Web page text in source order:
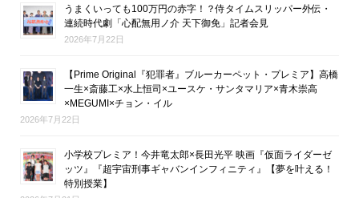
うまくいっても100万円の赤字！？侍タイムスリッパー外伝・
連続時代劇「心配無用ノ介 天下御免」記者会見
2026年7月22日
【Prime Original『犯罪者』ブルーカーペット・プレミア】高橋
一生×斎藤工×水上恒司×ユースケ・サンタマリア×青木崇高
×MEGUMI×チョン・イル
2026年7月22日
小学校プレミア！今井竜太郎×長田光平 映画『仮面ライダーゼ
ッツ』『超宇宙刑事ギャバンインフィニティ』【夢を叶える！
特別授業】